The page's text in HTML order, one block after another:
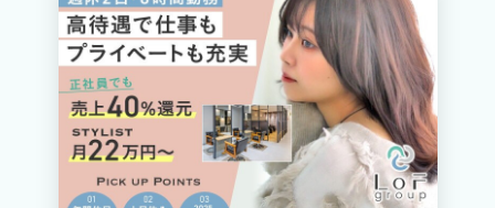
沿線・駅を選択 市区町村を選択
仙台市若林区
職種・技能ランク
美容師スタイリスト 美容師アシスタント